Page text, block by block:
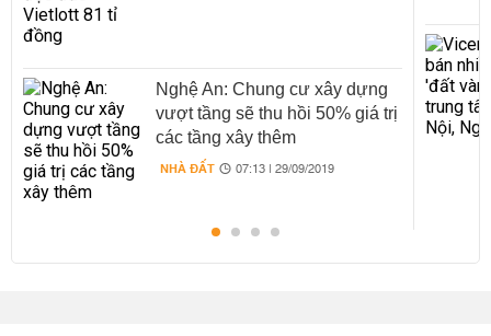
Nghệ An: Chung cư xây dựng
vượt tầng sẽ thu hồi 50% giá trị
các tầng xây thêm
NHÀ ĐẤT 07:13 | 29/09/2019